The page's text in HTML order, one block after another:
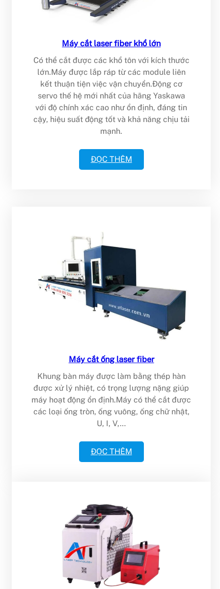
Máy cắt laser fiber khổ lớn
Có thể cắt được các khổ tôn với kích thước
lớn.Máy được lắp ráp từ các module liên
kết thuận tiện việc vận chuyển.Động cơ
servo thế hệ mới nhất của hãng Yaskawa
với độ chính xác cao như ổn định, đáng tin
cậy, hiệu suất động tốt và khả năng chịu tải
mạnh.
ĐỌC THÊM
Máy cắt ống laser fiber
Khung bàn máy được làm bằng thép hàn
được xử lý nhiệt, có trọng lượng nặng giúp
máy hoạt động ổn định.Máy có thể cắt được
các loại ống tròn, ống vuông, ống chữ nhật,
U, I, V,…
ĐỌC THÊM